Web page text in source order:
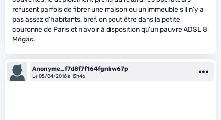
refusent parfois de fibrer une maison ou un immeuble s’il n’y a
pas assez d’habitants, bref, on peut être dans la petite
couronne de Paris et n’avoir à disposition qu’un pauvre ADSL 8
Mégas.
Anonyme_f7d8f7f164fgnbw67p
Le 05/04/2016 à 13h46